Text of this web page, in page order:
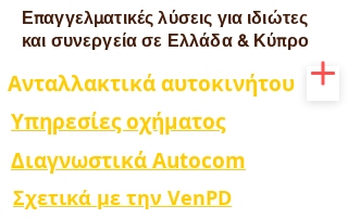
Διαγνωστικά Autocom
Υπηρεσίες οχήματος
Ανταλλακτικά αυτοκινήτου
Επαγγελματικές λύσεις για ιδιώτες
και συνεργεία σε Ελλάδα & Κύπρο
Σχετικά με την VenPD